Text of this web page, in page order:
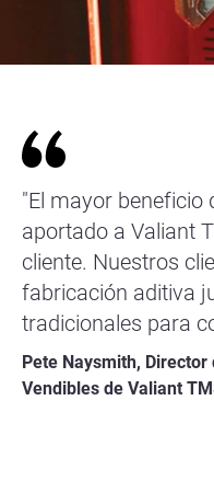
"El mayor beneficio
aportado a Valiant
cliente. Nuestros
fabricación aditiva
tradicionales para
Pete Naysmith,
Vendibles de Valiant